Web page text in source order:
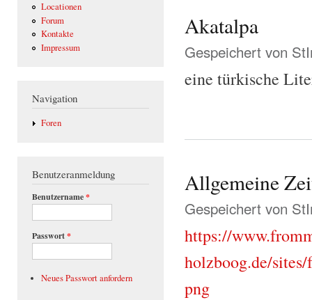
Locationen
Forum
Kontakte
Impressum
Navigation
Foren
Benutzeranmeldung
Benutzername*
Passwort*
Neues Passwort anfordern
Akatalpa
Gespeichert von
eine türkische
Allgemeine
Gespeichert von
https://
holzboog.de/
png